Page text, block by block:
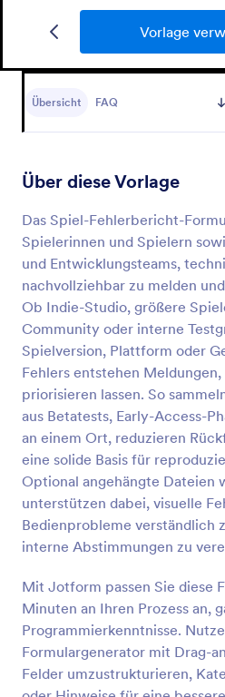
Vorlage
Übersicht FAQ
Über diese Vorlage
Das Spiel-Fehlerbericht-
Spielerinnen und Spielern
und Entwicklungsteams,
nachvollziehbar zu melden
Ob Indie-Studio, größere
Community oder interne
Spielversion, Plattform oder
Fehlers entstehen
priorisieren lassen. So
aus Betatests, Early-Access-
an einem Ort, reduzieren
eine solide Basis für
Optional angehängte Dateien
unterstützen dabei, visuelle
Bedienprobleme verständlich
interne Abstimmungen zu
Mit Jotform passen Sie diese
Minuten an Ihren Prozess an,
Programmierkenntnisse.
Formulargenerator mit Drag-
Felder umzustrukturieren,
Twitch Mod
von denjenigen verwendet,
möchten.
Discord Mod